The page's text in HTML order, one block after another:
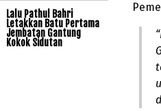
Lalu Pathul Bahri
Letakkan Batu Pertama
Jembatan Gantung
Kokok Sidutan